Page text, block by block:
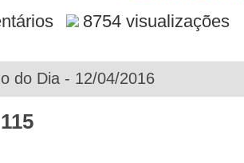
8754 visualizações
do Dia - 12/04/2016